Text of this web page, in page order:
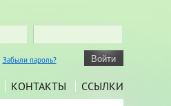
Забыли пароль?
КОНТАКТЫ ССЫЛКИ